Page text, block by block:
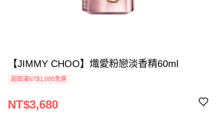
【JIMMY CHOO】熾愛粉戀淡香精60ml
超取滿NT$1,000免運
NT$3,680